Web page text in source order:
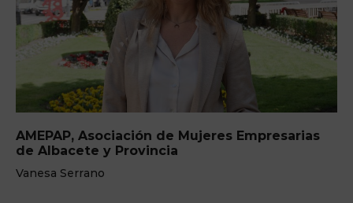
AMEPAP, Asociación de Mujeres Empresarias
de Albacete y Provincia
Vanesa Serrano